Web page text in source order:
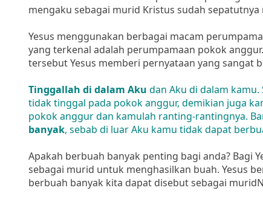
mengaku sebagai murid Kristus sudah
Yesus menggunakan berbagai macam
yang terkenal adalah perumpamaan pokok
tersebut Yesus memberi pernyataan yang sangat
Tinggallah di dalam Aku dan Aku di dalam
tidak tinggal pada pokok anggur, demikian juga
pokok anggur dan kamulah ranting-rantingnya.
banyak, sebab di luar Aku kamu tidak dapat
Apakah berbuah banyak penting bagi anda? Bagi
sebagai murid untuk menghasilkan buah. Yesus
berbuah banyak kita dapat disebut sebagai